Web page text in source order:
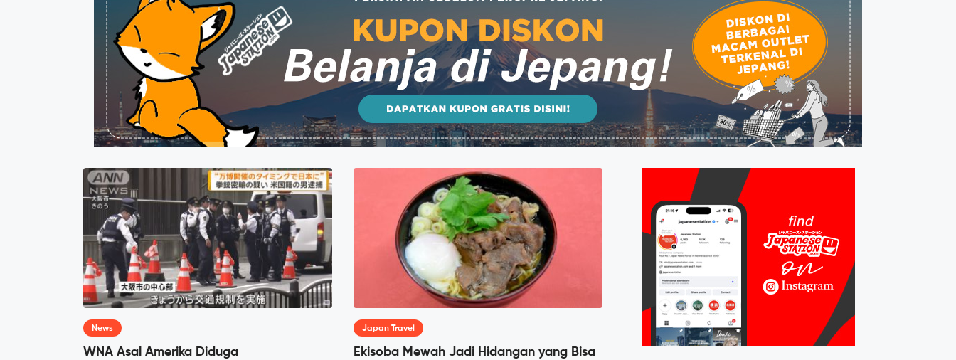
News
WNA Asal Amerika Diduga
Japan Travel
Ekisoba Mewah Jadi Hidangan yang Bisa